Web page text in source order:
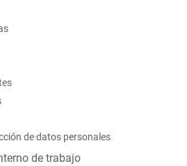
de datos personales
de trabajo